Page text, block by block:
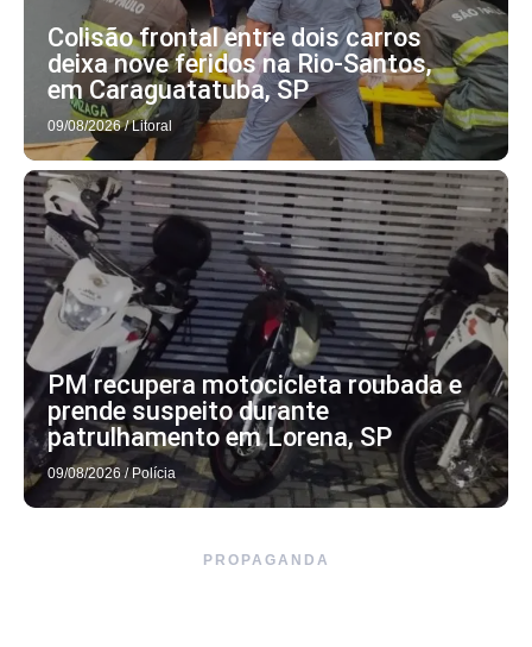
Colisão frontal entre dois carros
deixa nove feridos na Rio-Santos,
em Caraguatatuba, SP
09/08/2026 / Litoral
PM recupera motocicleta roubada e
prende suspeito durante
patrulhamento em Lorena, SP
09/08/2026 / Polícia
PROPAGANDA